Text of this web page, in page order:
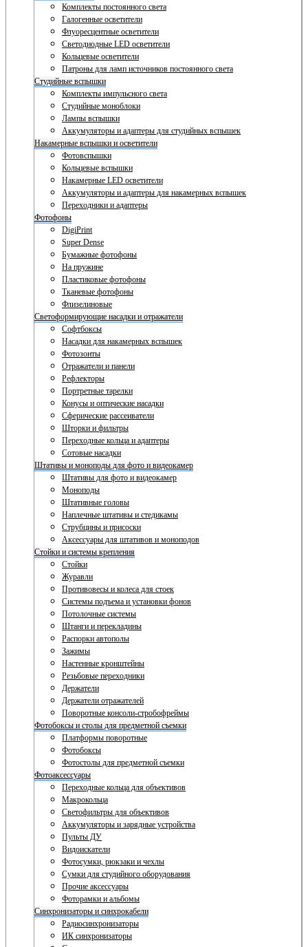
Комплекты постоянного света
Галогенные осветители
Флуоресцентные осветители
Светодиодные LED осветители
Кольцевые осветители
Патроны для ламп источников постоянного света
Студийные вспышки
Комплекты импульсного света
Студийные моноблоки
Лампы вспышки
Аккумуляторы и адаптеры для студийных вспышек
Накамерные вспышки и осветители
Фотовспышки
Кольцевые вспышки
Накамерные LED осветители
Аккумуляторы и адаптеры для накамерных вспышек
Переходники и адаптеры
Фотофоны
DigiPrint
Super Dense
Бумажные фотофоны
На пружине
Пластиковые фотофоны
Тканевые фотофоны
Флизелиновые
Светоформирующие насадки и отражатели
Софтбоксы
Насадки для накамерных вспышек
Фотозонты
Отражатели и панели
Рефлекторы
Портретные тарелки
Конусы и оптические насадки
Сферические рассеиватели
Шторки и фильтры
Переходные кольца и адаптеры
Сотовые насадки
Штативы и моноподы для фото и видеокамер
Штативы для фото и видеокамер
Моноподы
Штативные головы
Наплечные штативы и стедикамы
Струбцины и присоски
Аксессуары для штативов и моноподов
Стойки и системы крепления
Стойки
Журавли
Противовесы и колеса для стоек
Системы подъема и установки фонов
Потолочные системы
Штанги и перекладины
Распорки автополы
Зажимы
Настенные кронштейны
Резьбовые переходники
Держатели
Держатели отражателей
Поворотные консоли-стробофреймы
Фотобоксы и столы для предметной съемки
Платформы поворотные
Фотобоксы
Фотостолы для предметной съемки
Фотоаксессуары
Переходные кольца для объективов
Макрокольца
Светофильтры для объективов
Аккумуляторы и зарядные устройства
Пульты ДУ
Видоискатели
Фотосумки, рюкзаки и чехлы
Сумки для студийного оборудования
Прочие аксессуары
Фоторамки и альбомы
Синхронизаторы и синхрокабели
Радиосинхронизаторы
ИК синхронизаторы